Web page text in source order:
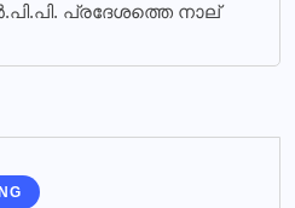
പ്രദേശത്തെ നാല്